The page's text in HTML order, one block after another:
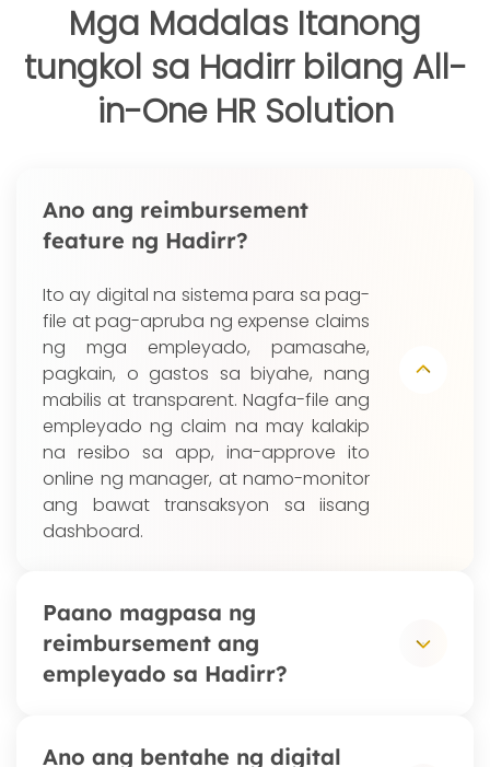
Mga Madalas Itanong
tungkol sa Hadirr bilang All-
in-One HR Solution
Ano ang reimbursement
feature ng Hadirr?
Ito ay digital na sistema para sa pag-
file at pag-apruba ng expense claims
ng mga empleyado, pamasahe,
pagkain, o gastos sa biyahe, nang
mabilis at transparent. Nagfa-file ang
empleyado ng claim na may kalakip
na resibo sa app, ina-approve ito
online ng manager, at namo-monitor
ang bawat transaksyon sa iisang
dashboard.
Paano magpasa ng
reimbursement ang
empleyado sa Hadirr?
Bubuksan lang ng empleyado ang
Ano ang bentahe ng digital